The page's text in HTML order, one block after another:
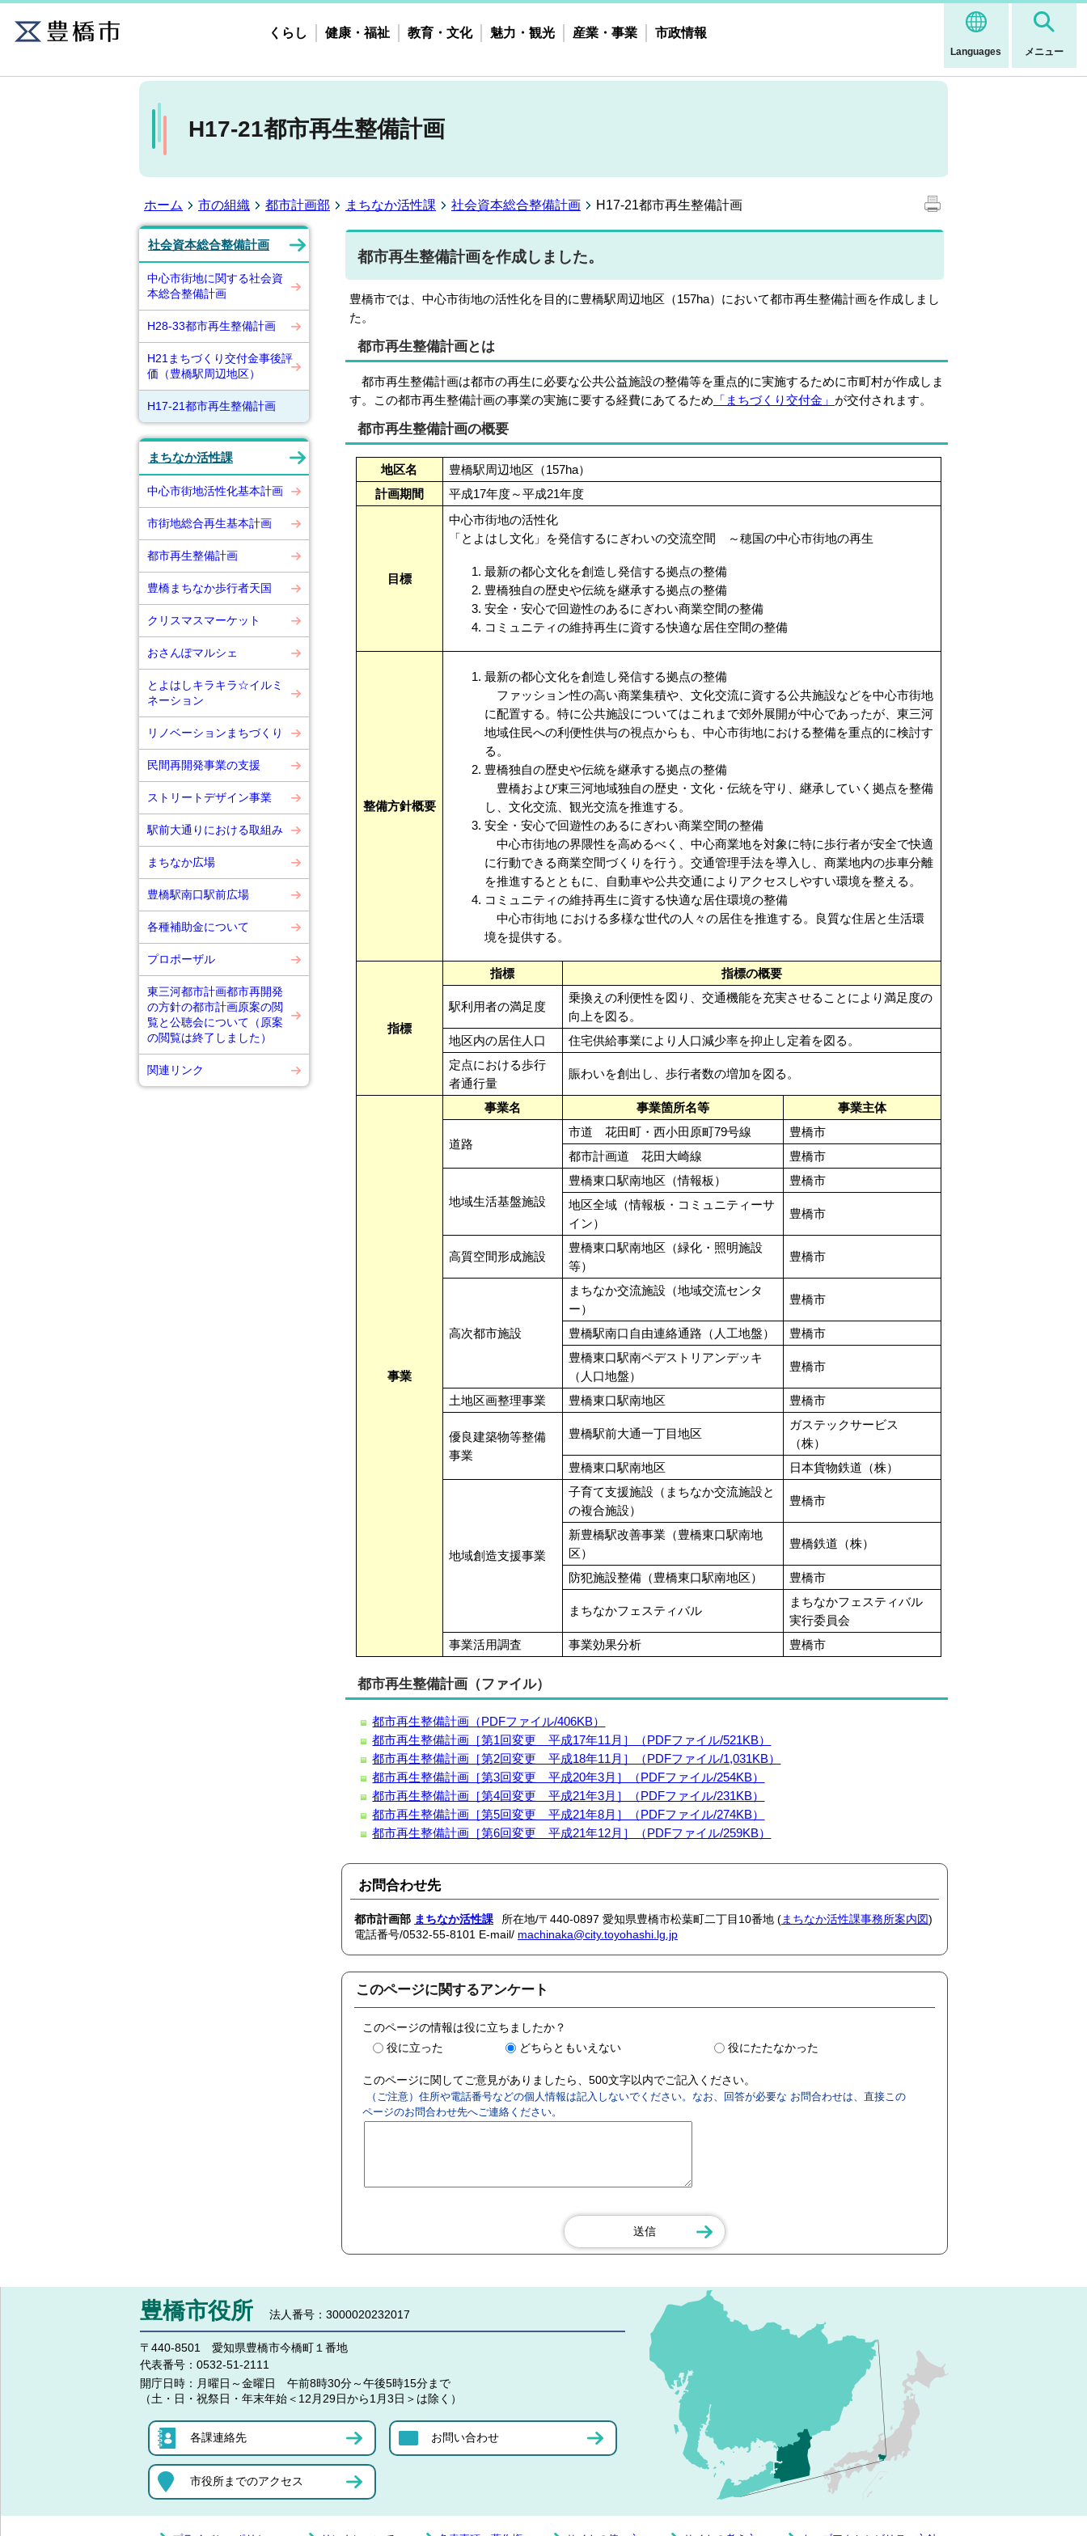
Languages メニュー
くらし 健康・福祉 教育・文化 魅力・観光 産業・事業 市政情報
H17-21都市再生整備計画
ホーム 市の組織 都市計画部 まちなか活性課 社会資本総合整備計画 H17-21都市再生整備計画
社会資本総合整備計画
中心市街地に関する社会資
本総合整備計画
H28-33都市再生整備計画
H21まちづくり交付金事後評
価（豊橋駅周辺地区）
H17-21都市再生整備計画
まちなか活性課
中心市街地活性化基本計画
市街地総合再生基本計画
都市再生整備計画
豊橋まちなか歩行者天国
クリスマスマーケット
おさんぽマルシェ
とよはしキラキラ☆イルミ
ネーション
リノベーションまちづくり
民間再開発事業の支援
ストリートデザイン事業
駅前大通りにおける取組み
まちなか広場
豊橋駅南口駅前広場
各種補助金について
プロポーザル
東三河都市計画都市再開発
の方針の都市計画原案の閲
覧と公聴会について（原案
の閲覧は終了しました）
関連リンク
都市再生整備計画を作成しました。
豊橋市では、中心市街地の活性化を目的に豊橋駅周辺地区（157ha）において都市再生整備計画を作成しまし
た。
都市再生整備計画とは
都市再生整備計画は都市の再生に必要な公共公益施設の整備等を重点的に実施するために市町村が作成しま
す。この都市再生整備計画の事業の実施に要する経費にあてるため 「まちづくり交付金」 が交付されます。
都市再生整備計画の概要
地区名
豊橋駅周辺地区（157ha）
計画期間
平成17年度～平成21年度
目標
中心市街地の活性化
「とよはし文化」を発信するにぎわいの交流空間 ～穂国の中心市街地の再生
最新の都心文化を創造し発信する拠点の整備
豊橋独自の歴史や伝統を継承する拠点の整備
安全・安心で回遊性のあるにぎわい商業空間の整備
コミュニティの維持再生に資する快適な居住空間の整備
整備方針概要
最新の都心文化を創造し発信する拠点の整備
ファッション性の高い商業集積や、文化交流に資する公共施設などを中心市街地
に配置する。特に公共施設についてはこれまで郊外展開が中心であったが、東三河
地域住民への利便性供与の視点からも、中心市街地における整備を重点的に検討す
る。
豊橋独自の歴史や伝統を継承する拠点の整備
豊橋および東三河地域独自の歴史・文化・伝統を守り、継承していく拠点を整備
し、文化交流、観光交流を推進する。
安全・安心で回遊性のあるにぎわい商業空間の整備
中心市街地の界隈性を高めるべく、中心商業地を対象に特に歩行者が安全で快適
に行動できる商業空間づくりを行う。交通管理手法を導入し、商業地内の歩車分離
を推進するとともに、自動車や公共交通によりアクセスしやすい環境を整える。
コミュニティの維持再生に資する快適な居住環境の整備
中心市街地 における多様な世代の人々の居住を推進する。良質な住居と生活環
境を提供する。
指標
指標 指標の概要
駅利用者の満足度
乗換えの利便性を図り、交通機能を充実させることにより満足度の
向上を図る。
地区内の居住人口
住宅供給事業により人口減少率を抑止し定着を図る。
定点における歩行
者通行量
賑わいを創出し、歩行者数の増加を図る。
事業
事業名 事業箇所名等 事業主体
道路
市道 花田町・西小田原町79号線
豊橋市
都市計画道 花田大崎線
豊橋市
地域生活基盤施設
豊橋東口駅南地区（情報板）
豊橋市
地区全域（情報板・コミュニティーサ
イン）
豊橋市
高質空間形成施設
豊橋東口駅南地区（緑化・照明施設
等）
豊橋市
高次都市施設
まちなか交流施設（地域交流センタ
ー）
豊橋市
豊橋駅南口自由連絡通路（人工地盤）
豊橋市
豊橋東口駅南ペデストリアンデッキ
（人口地盤）
豊橋市
土地区画整理事業 豊橋東口駅南地区 豊橋市
優良建築物等整備
事業
豊橋駅前大通一丁目地区
ガステックサービス
（株）
豊橋東口駅南地区
日本貨物鉄道（株）
地域創造支援事業
子育て支援施設（まちなか交流施設と
の複合施設）
豊橋市
新豊橋駅改善事業（豊橋東口駅南地
区）
豊橋鉄道（株）
防犯施設整備（豊橋東口駅南地区） 豊橋市
まちなかフェスティバル
まちなかフェスティバル
実行委員会
事業活用調査
事業効果分析 豊橋市
都市再生整備計画（ファイル）
都市再生整備計画（PDFファイル/406KB）
都市再生整備計画［第1回変更 平成17年11月］（PDFファイル/521KB）
都市再生整備計画［第2回変更 平成18年11月］（PDFファイル/1,031KB）
都市再生整備計画［第3回変更 平成20年3月］（PDFファイル/254KB）
都市再生整備計画［第4回変更 平成21年3月］（PDFファイル/231KB）
都市再生整備計画［第5回変更 平成21年8月］（PDFファイル/274KB）
都市再生整備計画［第6回変更 平成21年12月］（PDFファイル/259KB）
お問合わせ先
都市計画部 まちなか活性課 所在地/〒440-0897 愛知県豊橋市松葉町二丁目10番地 (まちなか活性課事務所案内図)
電話番号/0532-55-8101 E-mail/ machinaka@city.toyohashi.lg.jp
このページに関するアンケート
このページの情報は役に立ちましたか？
役に立った
どちらともいえない 役にたたなかった
このページに関してご意見がありましたら、500文字以内でご記入ください。
（ご注意）住所や電話番号などの個人情報は記入しないでください。なお、回答が必要な お問合わせは、直接この
ページのお問合わせ先へご連絡ください。
豊橋市役所 法人番号：3000020232017
〒440-8501 愛知県豊橋市今橋町１番地
代表番号： 0532-51-2111
開庁日時： 月曜日～金曜日 午前8時30分～午後5時15分まで
（土・日・祝祭日・年末年始＜12月29日から1月3日＞は除く）
各課連絡先 お問い合わせ
市役所までのアクセス